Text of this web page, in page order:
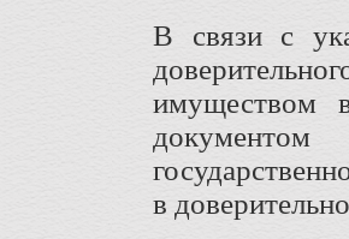
В связи с
имуществом
в